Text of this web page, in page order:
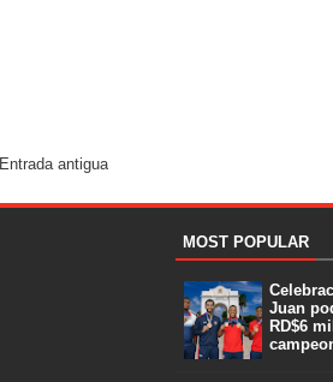
Entrada antigua
MOST POPULAR
Juan
RD$6